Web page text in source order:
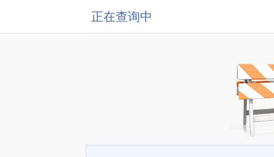
正在查询中